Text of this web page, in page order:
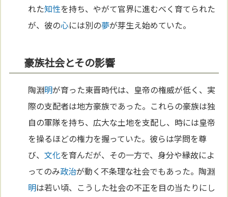
れた知性を持ち、やがて官界に進むべく育てられた
が、彼の心には別の夢が芽生え始めていた。
豪族社会とその影響
陶淵明が育った東晋時代は、皇帝の権威が低く、実
際の支配者は地方豪族であった。これらの豪族は独
自の軍隊を持ち、広大な土地を支配し、時には皇帝
を操るほどの権力を握っていた。彼らは学問を尊
び、文化を育んだが、その一方で、身分や縁故によ
ってのみ政治が動く不条理な社会でもあった。陶淵
明は若い頃、こうした社会の不正を目の当たりにし